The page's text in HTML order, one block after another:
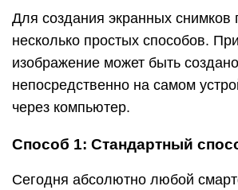
Для создания экранных снимков
несколько простых способов.
изображение может быть
непосредственно на самом
через компьютер.
Способ 1: Стандартный
Сегодня абсолютно любой